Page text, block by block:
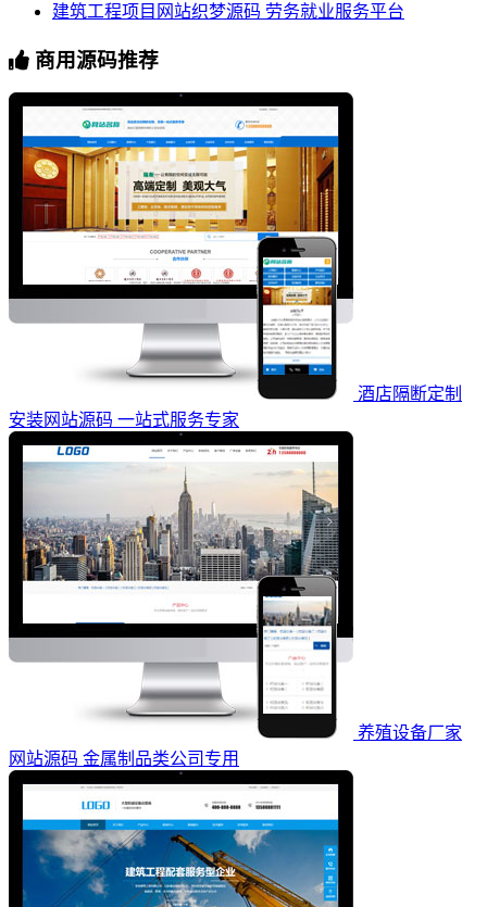
建筑工程项目网站织梦源码 劳务就业服务平台
商用源码推荐
酒店隔断定制
安装网站源码 一站式服务专家
养殖设备厂家
网站源码 金属制品类公司专用